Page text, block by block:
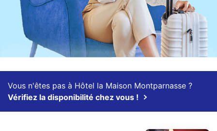
Vous n'êtes pas à Hôtel la Maison Montparnasse ?
Vérifiez la disponibilité chez vous !